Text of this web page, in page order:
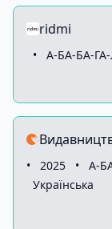
ridmi
• А-БА-БА-
• 2025 • А-
Українська